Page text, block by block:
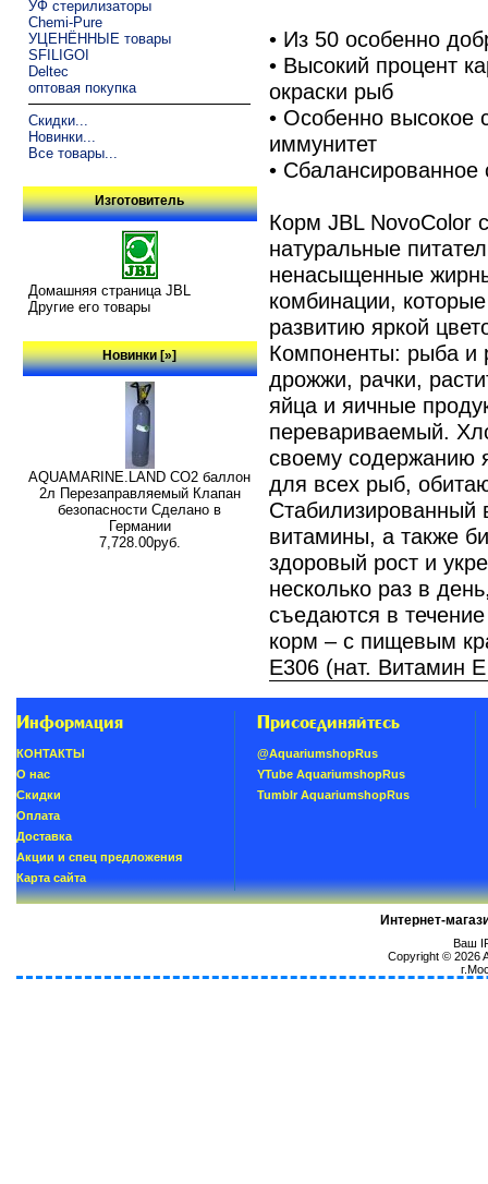
УФ стерилизаторы
Chemi-Pure
УЦЕНЁННЫЕ товары
SFILIGOI
Deltec
оптовая покупка
Скидки...
Новинки...
Все товары...
Изготовитель
Домашняя страница JBL
Другие его товары
Новинки [»]
AQUAMARINE.LAND CO2 баллон
2л Перезаправляемый Клапан
безопасности Сделано в
Германии
7,728.00руб.
• Из 50 особенно
• Высокий процент
окраски рыб
• Особенно высокое
иммунитет
•
Корм JBL NovoColor
натуральные
ненасыщенные
комбинации,
развитию яркой
Компоненты: рыба и
дрожжи, рачки,
яйца и яичные
перевариваемый.
своему содержанию
для всех рыб,
Стабилизированный
витамины, а также
здоровый рост и
несколько раз в
съедаются в
корм – с пищевым
Е306 (нат. Витамин Е
Информация
КОНТАКТЫ
О нас
Скидки
Oплатa
Доставка
Акции и спец предложения
Карта сайта
Присоединяйтесь
@AquariumshopRus
YTube AquariumshopRus
Tumblr AquariumshopRus
Интернет-
Ваш
Copyright © 2026